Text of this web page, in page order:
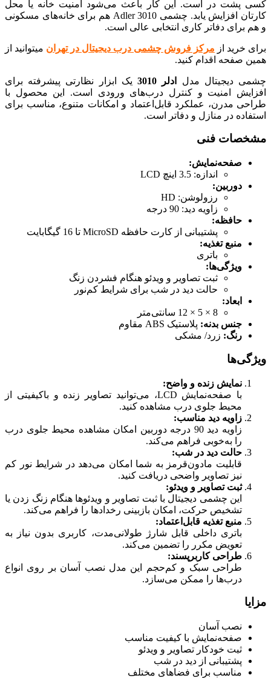
کسی پشت در است. این کار باعث می‌شود امنیت خانه یا محل
کارتان افزایش یابد. چشمی Adler 3010 هم برای خانه‌های مسکونی
و هم برای دفاتر کاری انتخابی عالی است.
برای خرید از مرکز فروش چشمی درب دیجیتال در تهران میتوانید از
همین صفحه اقدام کنید.
چشمی دیجیتال مدل ادلر 3010
یک ابزار نظارتی پیشرفته برای
افزایش امنیت و کنترل درب‌های ورودی است. این محصول با
طراحی مدرن، عملکرد قابل‌اعتماد و امکانات متنوع، مناسب برای
استفاده در منازل و دفاتر است.
مشخصات فنی
صفحه‌نمایش:
اندازه: 3.5 اینچ LCD
دوربین:
رزولوشن: HD
زاویه دید: 90 درجه
حافظه:
پشتیبانی از کارت حافظه MicroSD تا 16 گیگابایت
منبع تغذیه:
باتری
ویژگی‌ها:
ثبت تصاویر و ویدئو هنگام فشردن زنگ
حالت دید در شب برای شرایط کم‌نور
ابعاد:
8 × 5 × 12 سانتی‌متر
جنس بدنه: پلاستیک ABS مقاوم
رنگ: زرد/ مشکی
ویژگی‌ها
نمایش زنده و واضح:
با صفحه‌نمایش LCD، می‌توانید تصاویر زنده و باکیفیتی از
محیط جلوی درب مشاهده کنید.
زاویه دید مناسب:
زاویه دید 90 درجه دوربین امکان مشاهده محیط جلوی درب
را به‌خوبی فراهم می‌کند.
حالت دید در شب:
قابلیت مادون‌قرمز به شما امکان می‌دهد در شرایط نور کم
نیز تصاویر واضحی دریافت کنید.
ثبت تصاویر و ویدئو:
این چشمی دیجیتال با ثبت تصاویر و ویدئوها هنگام زنگ زدن یا
تشخیص حرکت، امکان بازبینی رخدادها را فراهم می‌کند.
منبع تغذیه قابل‌اعتماد:
باتری داخلی قابل شارژ طولانی‌مدت، کاربری بدون نیاز به
تعویض مکرر را تضمین می‌کند.
طراحی کاربرپسند:
طراحی سبک و کم‌حجم این مدل نصب آسان بر روی انواع
درب‌ها را ممکن می‌سازد.
مزایا
نصب آسان
صفحه‌نمایش با کیفیت مناسب
ثبت خودکار تصاویر و ویدئو
پشتیبانی از دید در شب
مناسب برای فضاهای مختلف